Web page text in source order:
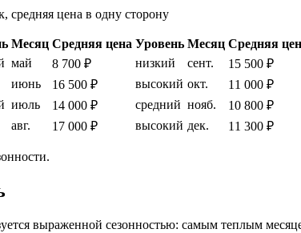
цена в одну сторону
Месяц Средняя цена Уровень Месяц Средняя
май 8 700 ₽ низкий сент. 15 500 ₽
июнь 16 500 ₽ высокий окт. 11 000 ₽
июль 14 000 ₽ средний нояб. 10 800 ₽
авг. 17 000 ₽ высокий дек. 11 300 ₽
выраженной сезонностью: самым теплым